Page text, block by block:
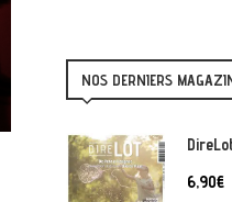
NOS DERNIERS
6,90€